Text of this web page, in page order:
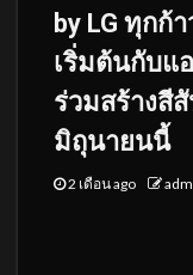
by LG ทุกก้
เริ่มต้นกับแ
ร่วมสร้างสี
มิถุนายนนี้
2 เดือน ago